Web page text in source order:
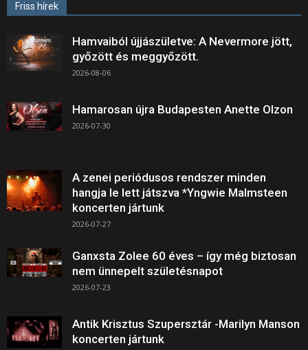
Friss hírek
Hamvaiból újjászületve: A Nevermore jött,
győzött és meggyőzött.
2026-08-06
Hamarosan újra Budapesten Anette Olzon
2026-07-30
A zenei periódusos rendszer minden
hangja le lett játszva *Yngwie Malmsteen
koncerten jártunk
2026-07-27
Ganxsta Zolee 60 éves – így még biztosan
nem ünnepelt születésnapot
2026-07-23
Antik Krisztus Szupersztár -Marilyn Manson
koncerten jártunk